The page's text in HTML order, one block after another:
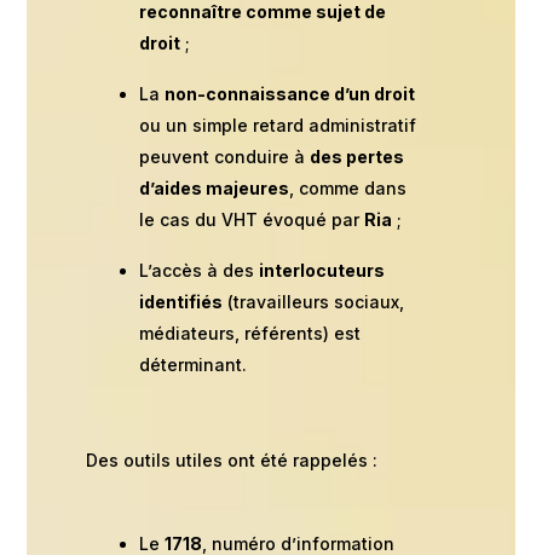
reconnaître comme sujet de
droit;
La non-connaissance d’un droit
ou un simple retard administratif
peuvent conduire à des pertes
d’aides majeures , comme dans
le cas du VHT évoqué par Ria ;
L’accès à des interlocuteurs
identifiés (travailleurs sociaux,
médiateurs, référents) est
déterminant.
Des outils utiles ont été rappelés :
Le 1718 , numéro d’information